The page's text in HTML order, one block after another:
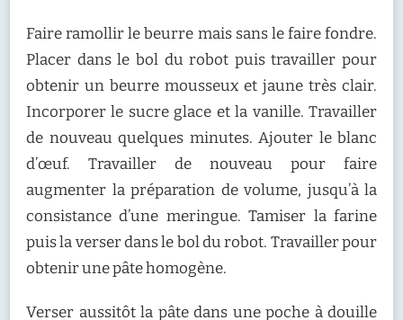
Faire ramollir le beurre mais sans le faire fondre.
Placer dans le bol du robot puis travailler pour
obtenir un beurre mousseux et jaune très clair.
Incorporer le sucre glace et la vanille. Travailler
de nouveau quelques minutes. Ajouter le blanc
d’œuf. Travailler de nouveau pour faire
augmenter la préparation de volume, jusqu’à la
consistance d’une meringue. Tamiser la farine
puis la verser dans le bol du robot. Travailler pour
obtenir une pâte homogène.
Verser aussitôt la pâte dans une poche à douille